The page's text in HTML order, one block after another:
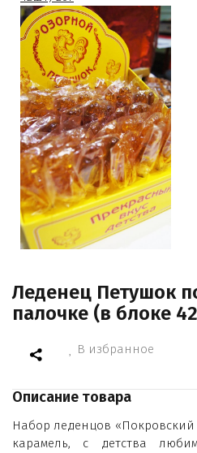
Леденец Петушок
палочке (в блоке
В избранное
Описание товара
Набор леденцов «Покровский
карамель, с детства